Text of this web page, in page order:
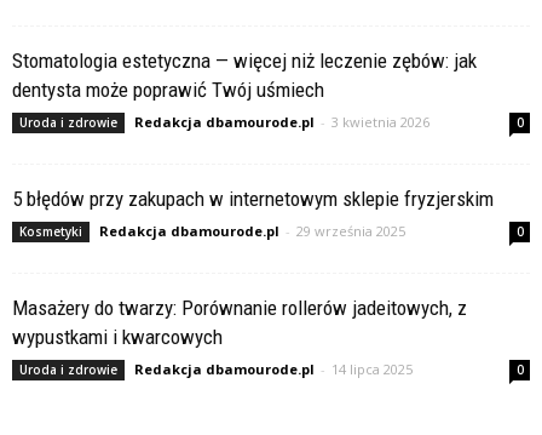
Stomatologia estetyczna — więcej niż leczenie zębów: jak
dentysta może poprawić Twój uśmiech
Uroda i zdrowie Redakcja dbamourode.pl - 3 kwietnia 2026 0
5 błędów przy zakupach w internetowym sklepie fryzjerskim
Kosmetyki Redakcja dbamourode.pl - 29 września 2025 0
Masażery do twarzy: Porównanie rollerów jadeitowych, z
wypustkami i kwarcowych
Uroda i zdrowie Redakcja dbamourode.pl - 14 lipca 2025 0